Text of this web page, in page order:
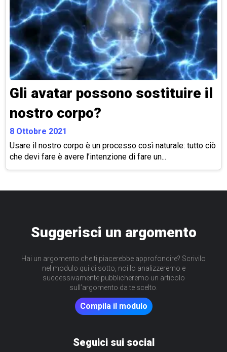
Gli avatar possono sostituire il
nostro corpo?
8 Ottobre 2021
Usare il nostro corpo è un processo così naturale: tutto ciò
che devi fare è avere l’intenzione di fare un...
Suggerisci un argomento
Hai un argomento che ti piacerebbe approfondire? Scrivilo
nel modulo qui di sotto, noi lo analizzeremo e
successivamente pubblicheremo un articolo
sull’argomento da te scelto.
Compila il modulo
Seguici sui social